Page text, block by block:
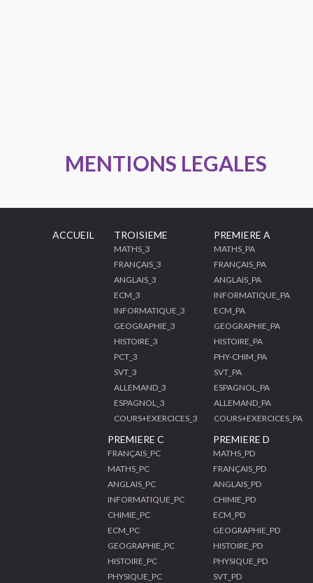
MENTIONS LEGALES
ACCUEIL TROISIEME
MATHS_3
FRANÇAIS_3
ANGLAIS_3
ECM_3
INFORMATIQUE_3
GEOGRAPHIE_3
HISTOIRE_3
PCT_3
SVT_3
ALLEMAND_3
ESPAGNOL_3
COURS+EXERCICES_3
PREMIERE A
MATHS_PA
FRANÇAIS_PA
ANGLAIS_PA
INFORMATIQUE_PA
ECM_PA
GEOGRAPHIE_PA
HISTOIRE_PA
PHY-CHIM_PA
SVT_PA
ESPAGNOL_PA
ALLEMAND_PA
COURS+EXERCICES_PA
PREMIERE C
FRANÇAIS_PC
MATHS_PC
ANGLAIS_PC
INFORMATIQUE_PC
CHIMIE_PC
ECM_PC
GEOGRAPHIE_PC
HISTOIRE_PC
PHYSIQUE_PC
PREMIERE D
MATHS_PD
FRANÇAIS_PD
ANGLAIS_PD
CHIMIE_PD
ECM_PD
GEOGRAPHIE_PD
HISTOIRE_PD
PHYSIQUE_PD
SVT_PD